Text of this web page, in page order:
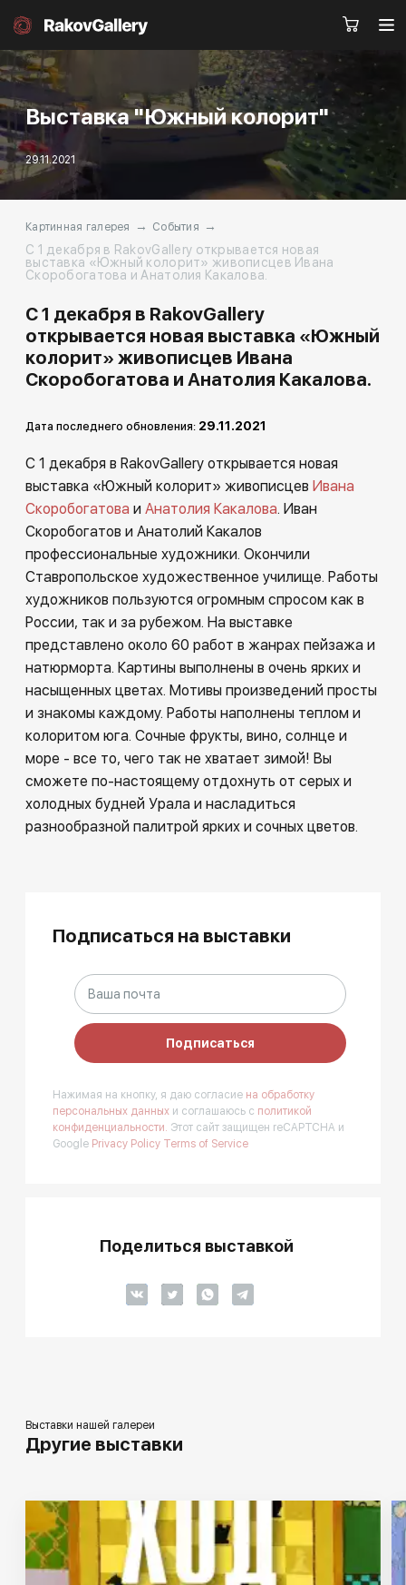
Москва
RU EN CN
Каталог Художники
О нас Услуги
События Контакты
baget
special
Заказать звонок
Выставка "Южный колорит"
29.11.2021
Картинная галерея → События
→
С 1 декабря в RakovGallery открывается новая
выставка «Южный колорит» живописцев Ивана
Скоробогатова и Анатолия Какалова.
С 1 декабря в RakovGallery
открывается новая выставка «Южный
колорит» живописцев Ивана
Скоробогатова и Анатолия Какалова.
Дата последнего обновления: 29.11.2021
С 1 декабря в RakovGallery открывается новая
выставка «Южный колорит» живописцев Ивана
Скоробогатова и Анатолия Какалова. Иван
Скоробогатов и Анатолий Какалов
профессиональные художники. Окончили
Ставропольское художественное училище. Работы
художников пользуются огромным спросом как в
России, так и за рубежом. На выставке
представлено около 60 работ в жанрах пейзажа и
натюрморта. Картины выполнены в очень ярких и
насыщенных цветах. Мотивы произведений просты
и знакомы каждому. Работы наполнены теплом и
колоритом юга. Сочные фрукты, вино, солнце и
море - все то, чего так не хватает зимой! Вы
сможете по-настоящему отдохнуть от серых и
холодных будней Урала и насладиться
разнообразной палитрой ярких и сочных цветов.
Подписаться на выставки
Подписаться
Нажимая на кнопку, я даю согласие на обработку
персональных данных и соглашаюсь с политикой
конфиденциальности. Этот сайт защищен reCAPTCHA и
Google Privacy Policy Terms of Service
Поделиться выставкой
Выставки нашей галереи
Другие выставки